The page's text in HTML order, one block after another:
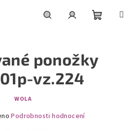
košík
ponožky
vz.224
WOLA
Podrobnosti hodnocení